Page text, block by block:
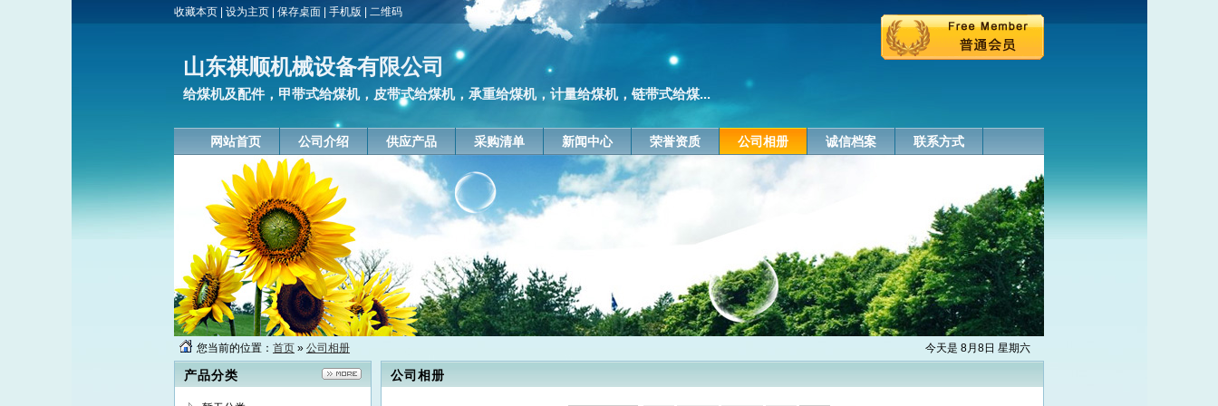
收藏本页 设为主页 保存桌面 手机版 二维码
山东祺顺机械设备有限公司
给煤机及配件，甲带式给煤机，皮带式给煤机，承重给煤机，计量给煤机，链带式给煤...
网站首页 公司介绍 供应产品 采购清单 新闻中心 荣誉资质 公司相册 诚信档案 联系方式
今天是 8月8日 星期六
您当前的位置： 首页 » 公司相册
产品分类 公司相册